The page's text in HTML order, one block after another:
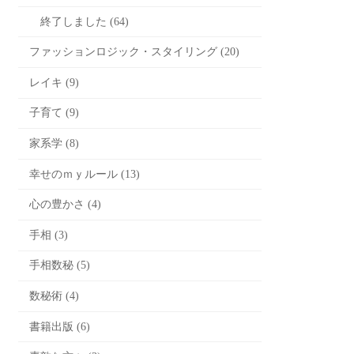
終了しました (64)
ファッションロジック・スタイリング (20)
レイキ (9)
子育て (9)
家系学 (8)
幸せのｍｙルール (13)
心の豊かさ (4)
手相 (3)
手相数秘 (5)
数秘術 (4)
書籍出版 (6)